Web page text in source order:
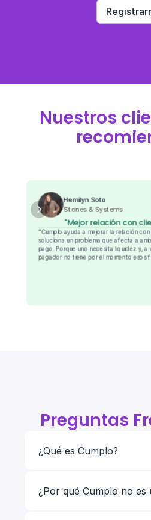
Nuestros
Hemilyn Soto
Stones & Systems
"Mejor relación con
"Cumplo ayuda a mejorar la relación
soluciona un problema que afecta a
pago. Porque uno necesita liquidez y, a
pagador no tiene por el momento esos
Preguntas
¿Qué es Cumplo?
¿Por qué Cumplo no